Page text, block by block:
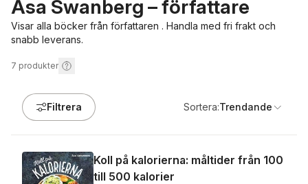
Åsa Swanberg – författare
Visar alla böcker från författaren . Handla med fri frakt och
snabb leverans.
7 produkter
Filtrera Sortera:Trendande
Koll på kalorierna: måltider från 100
till 500 kalorier